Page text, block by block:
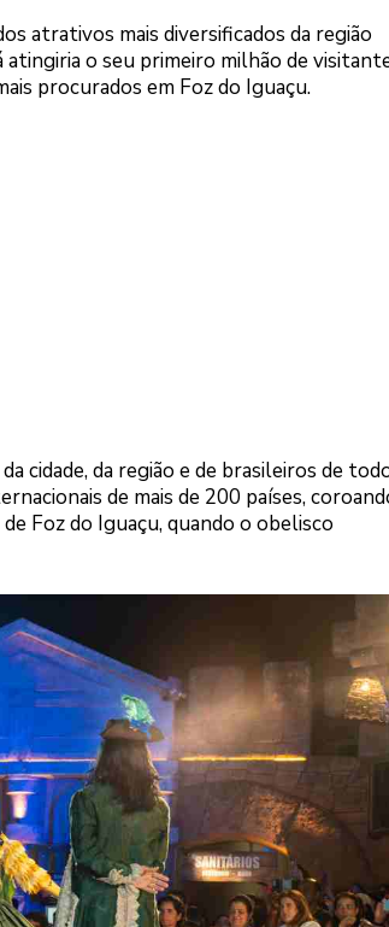
atrativos mais diversificados da região
o seu primeiro milhão de
procurados em Foz do Iguaçu.
cidade, da região e de brasileiros de
de mais de 200 países,
Foz do Iguaçu, quando o obelisco